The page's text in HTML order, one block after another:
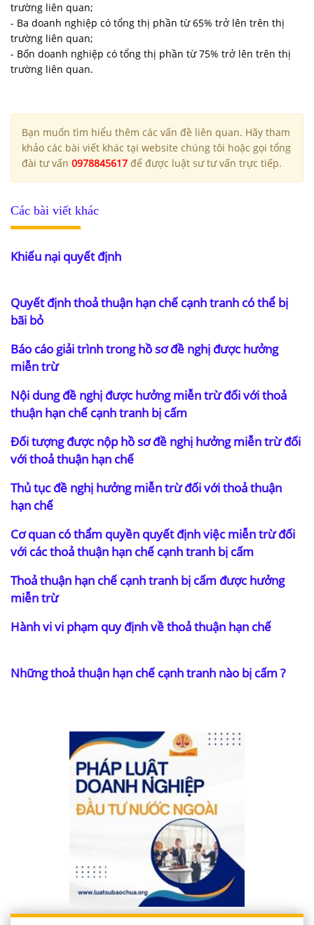
trường liên quan;
- Ba doanh nghiệp có tổng thị phần từ 65% trở lên trên thị
trường liên quan;
- Bốn doanh nghiệp có tổng thị phần từ 75% trở lên trên thị
trường liên quan.
Bạn muốn tìm hiểu thêm các vấn đề liên quan. Hãy tham
khảo các bài viết khác tại website chúng tôi hoặc gọi tổng
đài tư vấn 0978845617 để được luật sư tư vấn trực tiếp.
Các bài viết khác
Khiếu nại quyết định
Quyết định thoả thuận hạn chế cạnh tranh có thể bị
bãi bỏ
Báo cáo giải trình trong hồ sơ đề nghị được hưởng
miễn trừ
Nội dung đề nghị được hưởng miễn trừ đối với thoả
thuận hạn chế cạnh tranh bị cấm
Đối tượng được nộp hồ sơ đề nghị hưởng miễn trừ đối
với thoả thuận hạn chế
Thủ tục đề nghị hưởng miễn trừ đối với thoả thuận
hạn chế
Cơ quan có thẩm quyền quyết định việc miễn trừ đối
với các thoả thuận hạn chế cạnh tranh bị cấm
Thoả thuận hạn chế cạnh tranh bị cấm được hưởng
miễn trừ
Hành vi vi phạm quy định về thoả thuận hạn chế
Những thoả thuận hạn chế cạnh tranh nào bị cấm ?